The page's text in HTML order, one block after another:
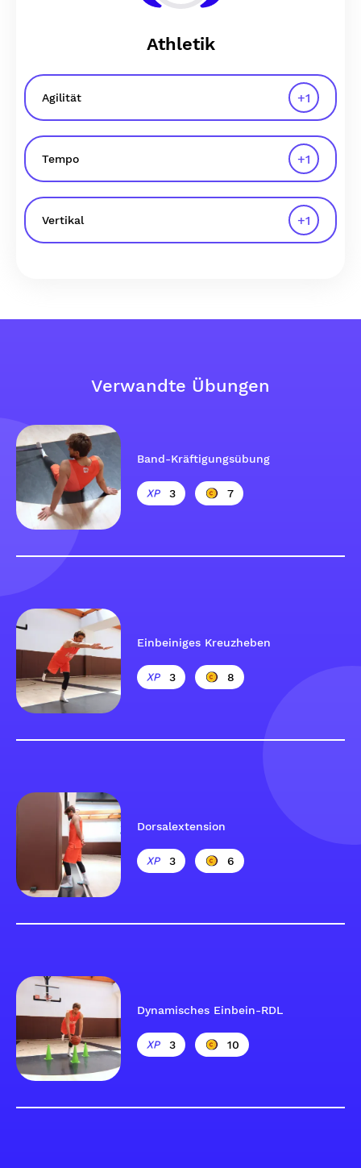
Athletik
Agilität +1
Tempo +1
Vertikal +1
Verwandte Übungen
Band-Kräftigungsübung
3 7
Einbeiniges Kreuzheben
3 8
Dorsalextension
3 6
Dynamisches Einbein-RDL
3 10